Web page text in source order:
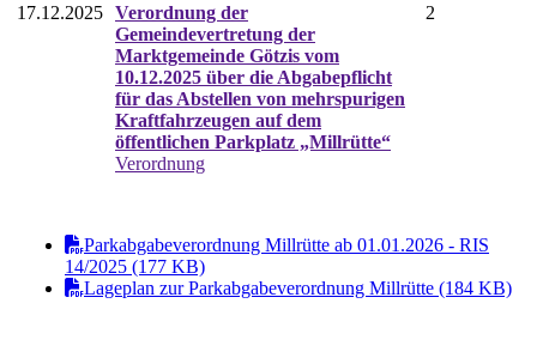
17.12.2025 Verordnung der
Gemeindevertretung der
Marktgemeinde Götzis vom
10.12.2025 über die Abgabepflicht
für das Abstellen von mehrspurigen
Kraftfahrzeugen auf dem
öffentlichen Parkplatz „Millrütte“
Verordnung
2
Parkabgabeverordnung Millrütte ab 01.01.2026 - RIS
14/2025 (177 KB)
Lageplan zur Parkabgabeverordnung Millrütte (184 KB)